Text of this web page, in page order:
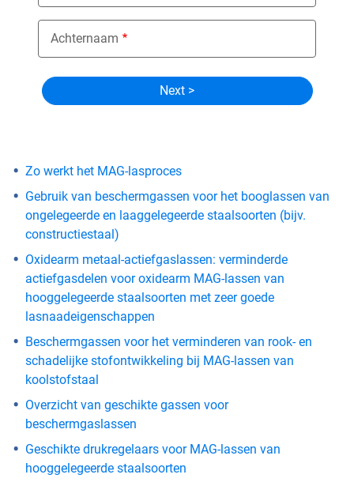
Zo werkt het MAG-lasproces
Gebruik van beschermgassen voor het booglassen van
ongelegeerde en laaggelegeerde staalsoorten (bijv.
constructiestaal)
Oxidearm metaal-actiefgaslassen: verminderde
actiefgasdelen voor oxidearm MAG-lassen van
hooggelegeerde staalsoorten met zeer goede
lasnaadeigenschappen
Beschermgassen voor het verminderen van rook- en
schadelijke stofontwikkeling bij MAG-lassen van
koolstofstaal
Overzicht van geschikte gassen voor
beschermgaslassen
Geschikte drukregelaars voor MAG-lassen van
hooggelegeerde staalsoorten
Achternaam